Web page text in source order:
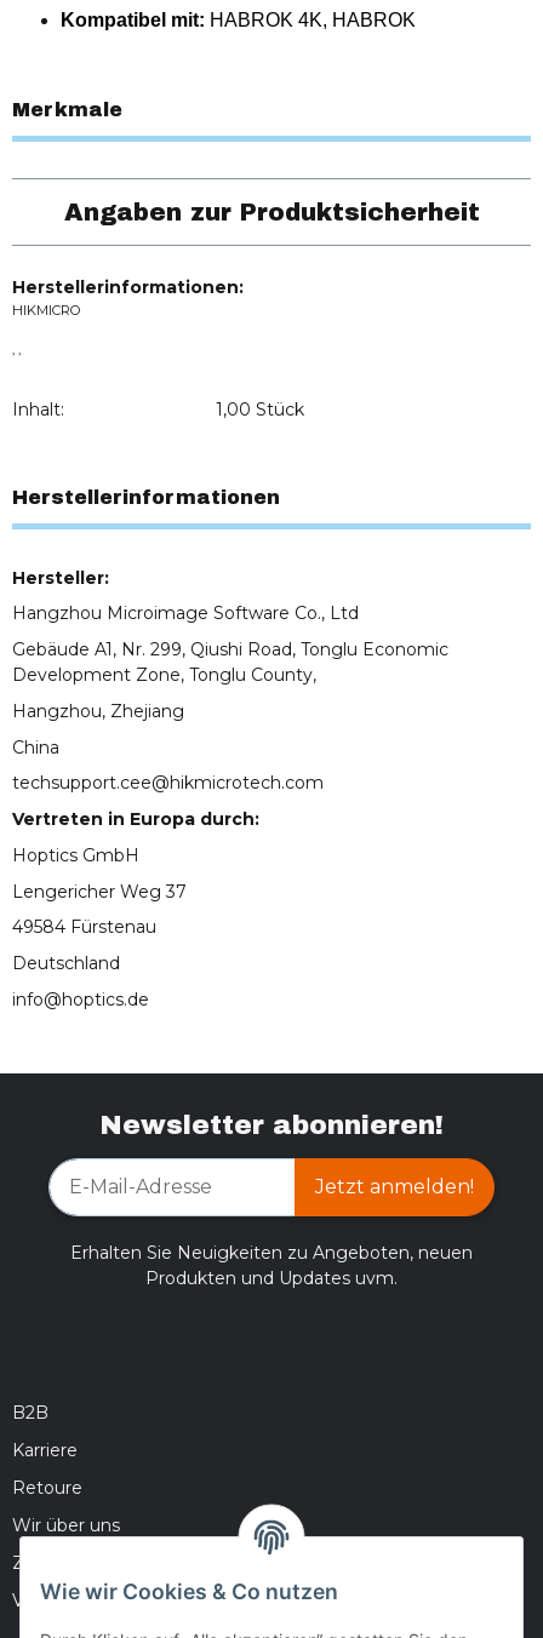
Kompatibel mit: HABROK 4K, HABROK
Merkmale
Angaben zur Produktsicherheit
Herstellerinformationen:
HIKMICRO
Inhalt: 1,00 Stück
Herstellerinformationen
Hersteller:
Hangzhou Microimage Software Co., Ltd
Gebäude A1, Nr. 299, Qiushi Road, Tonglu Economic
Development Zone, Tonglu County,
Hangzhou, Zhejiang
China
techsupport.cee@hikmicrotech.com
Vertreten in Europa durch:
Hoptics GmbH
Lengericher Weg 37
49584 Fürstenau
Deutschland
info@hoptics.de
Newsletter abonnieren!
Jetzt anmelden!
Erhalten Sie Neuigkeiten zu Angeboten, neuen
Produkten und Updates uvm.
B2B
Karriere
Retoure
Wir über uns
Zahlungsmöglichkeiten
Versandinformationen
Wie wir Cookies & Co nutzen